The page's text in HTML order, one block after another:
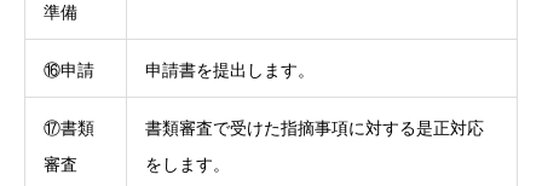
準備
⑯申請 申請書を提出します。
⑰書類
審査
書類審査で受けた指摘事項に対する是正対応
をします。